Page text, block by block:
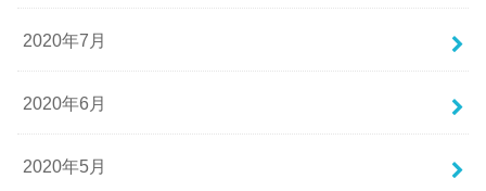
2020年7月
2020年6月
2020年5月